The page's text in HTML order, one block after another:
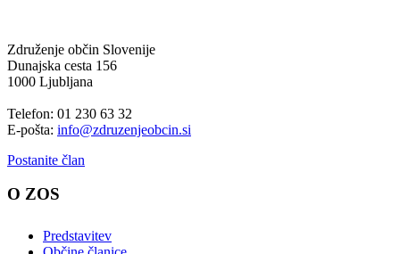
Združenje občin Slovenije
Dunajska cesta 156
1000 Ljubljana
Telefon: 01 230 63 32
E-pošta: info@zdruzenjeobcin.si
Postanite član
O ZOS
Predstavitev